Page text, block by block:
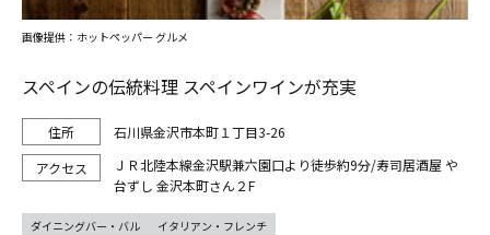
スペインの伝統料理 スペインワインが充実
石川県金沢市本町１丁目3-26
ＪＲ北陸本線金沢駅兼六園口より徒歩約9分/寿司居酒屋 や
台ずし 金沢本町さん２F
画像提供：ホットペッパー グルメ
ダイニングバー・バル イタリアン・フレンチ